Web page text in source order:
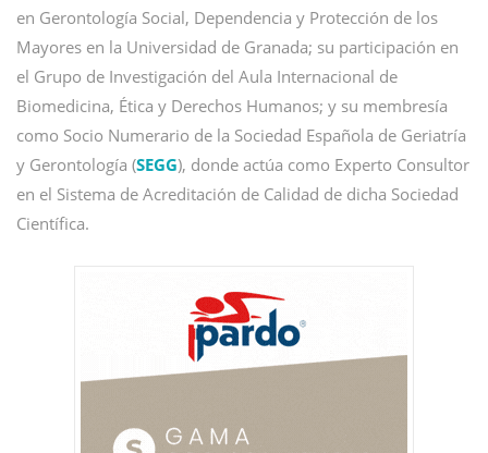
en Gerontología Social, Dependencia y Protección de los
Mayores en la Universidad de Granada; su participación en
el Grupo de Investigación del Aula Internacional de
Biomedicina, Ética y Derechos Humanos; y su membresía
como Socio Numerario de la Sociedad Española de Geriatría
y Gerontología (SEGG), donde actúa como Experto Consultor
en el Sistema de Acreditación de Calidad de dicha Sociedad
Científica.